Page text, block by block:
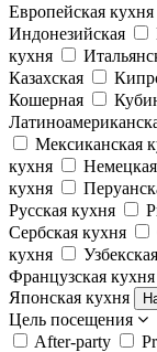
Европейская кухня
Индонезийская
кухня
Казахская
Кошерная
Мексиканская
кухня
кухня
Русская кухня
Сербская кухня
кухня
Французская кухня
Японская кухня
Цель посещения
After-party